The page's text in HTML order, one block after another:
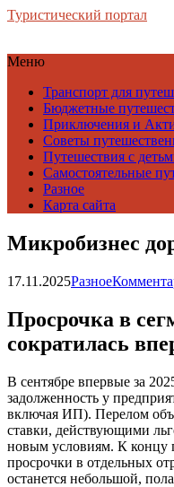
Туристический портал
Меню
Транспорт для
Бюджетные
Приключения и
Советы
Путешествия с
Самостоятельные
Разное
Карта сайта
Микробизнес
17.11.2025Разное
Просрочка в
сократилась
В сентябре впервые за
задолженность у
включая ИП). Перелом
ставки, действующими
новым условиям. К концу
просрочки в отдельных
останется небольшой,